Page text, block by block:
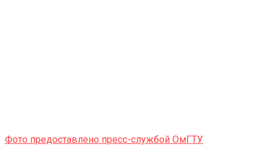
Фото предоставлено пресс-службой ОмГТУ